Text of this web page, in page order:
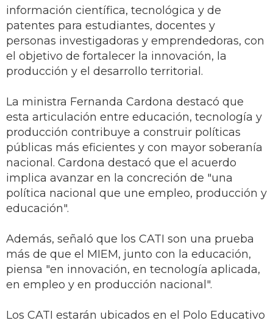
información científica, tecnológica y de
patentes para estudiantes, docentes y
personas investigadoras y emprendedoras, con
el objetivo de fortalecer la innovación, la
producción y el desarrollo territorial.
La ministra Fernanda Cardona destacó que
esta articulación entre educación, tecnología y
producción contribuye a construir políticas
públicas más eficientes y con mayor soberanía
nacional. Cardona destacó que el acuerdo
implica avanzar en la concreción de "una
política nacional que une empleo, producción y
educación".
Además, señaló que los CATI son una prueba
más de que el MIEM, junto con la educación,
piensa "en innovación, en tecnología aplicada,
en empleo y en producción nacional".
Los CATI estarán ubicados en el Polo Educativo